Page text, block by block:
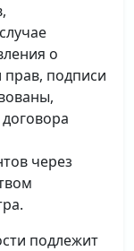
о
прав, подписи
через
подлежит